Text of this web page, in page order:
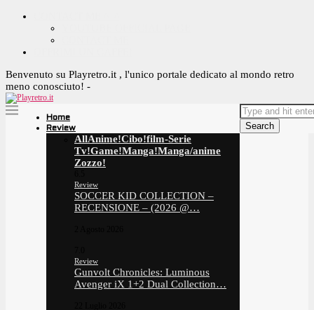
Benvenuto su Playretro.it , l'unico portale dedicato al mondo retro
meno conosciuto! -
Home
Review
AllAnime!Cibo!film-Serie
Tv!Game!Manga!Manga/anime
Zozzo!
Review
SOCCER KID COLLECTION –
RECENSIONE – (2026 @…
Review
Gunvolt Chronicles: Luminous
Avenger iX 1+2 Dual Collection…
Search